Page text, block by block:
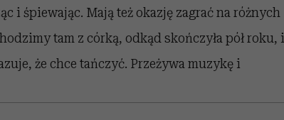
i śpiewając. Mają też okazję zagrać na różnych
tam z córką, odkąd skończyła pół roku, i
że chce tańczyć. Przeżywa muzykę i